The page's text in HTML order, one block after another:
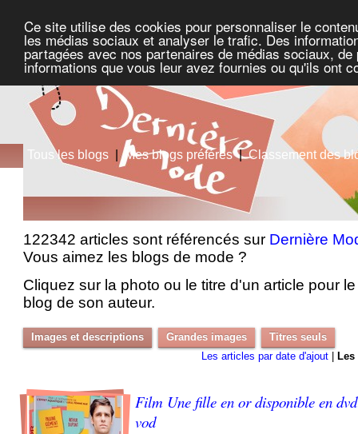
Ce site utilise des cookies pour personnaliser le
les médias sociaux et analyser le trafic. Des
partagées avec nos partenaires de médias sociaux,
informations que vous leur avez fournies ou qu'ils ont
Tous les blogs | Mes blogs préférés|Classement des
122342 articles sont référencés sur Dernière
Vous aimez les blogs de mode ?
Cliquez sur la photo ou le titre d'un article pour
blog de son auteur.
Images et descriptions Grandes images
Titres seuls
Les articles par date d'ajout |Les
Film Une fille en or disponible en
vod